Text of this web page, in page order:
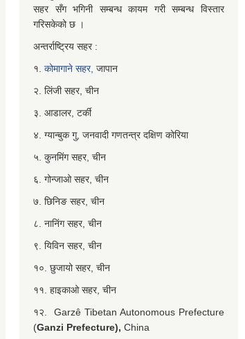
सहर सँग भगिनी सम्बन्ध कायम गरी सम्बन्ध विस्तार
गरिसकेको छ ।
अन्तर्राष्ट्रिय सहर :
१. कोमागाने सहर, जापान
२. लिंजी सहर, चीन
३. आडालर, टर्की
४. ग्यान्बुक गु, जनवादी गणतन्त्र दक्षिण कोरिया
५. कुनमिंग सहर, चीन
६. गोन्जाओ सहर, चीन
७. छिनिङ सहर, चीन
८. नानिंग सहर, चीन
९. यिविन सहर, चीन
१०. छुजायो सहर, चीन
११. हाइकाओ सहर, चीन
१२. Garzê Tibetan Autonomous Prefecture
(Ganzi Prefecture), China